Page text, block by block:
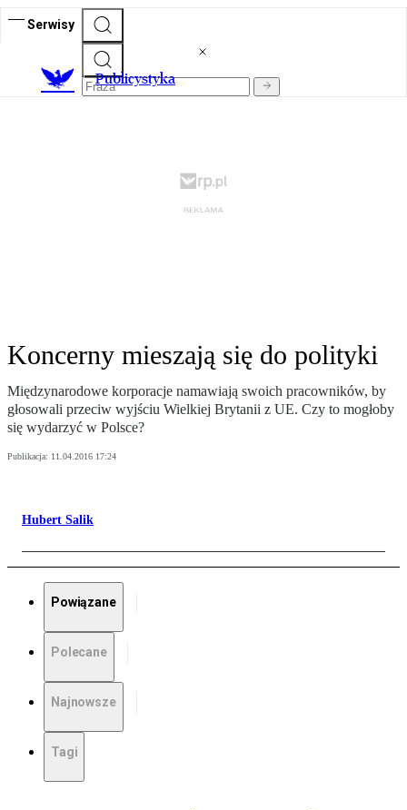
Serwisy
Publicystyka
Koncerny mieszają się do polityki
Międzynarodowe korporacje namawiają swoich pracowników, by
głosowali przeciw wyjściu Wielkiej Brytanii z UE. Czy to mogłoby
się wydarzyć w Polsce?
Publikacja: 11.04.2016 17:24
Hubert Salik
Powiązane
Polecane
Najnowsze
Tagi